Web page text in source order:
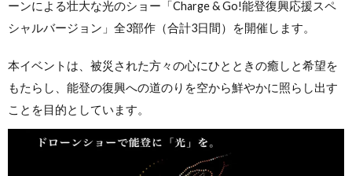
ーンによる壮大な光のショー「Charge & Go!能登復興応援スペ
シャルバージョン」全3部作（合計3日間）を開催します。
本イベントは、被災された方々の心にひとときの癒しと希望を
もたらし、能登の復興への道のりを空から鮮やかに照らし出す
ことを目的としています。